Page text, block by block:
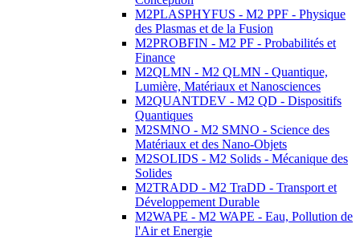
M2PLASPHYFUS - M2 PPF - Physique
des Plasmas et de la Fusion
M2PROBFIN - M2 PF - Probabilités et
Finance
M2QLMN - M2 QLMN - Quantique,
Lumière, Matériaux et Nanosciences
M2QUANTDEV - M2 QD - Dispositifs
Quantiques
M2SMNO - M2 SMNO - Science des
Matériaux et des Nano-Objets
M2SOLIDS - M2 Solids - Mécanique des
Solides
M2TRADD - M2 TraDD - Transport et
Développement Durable
M2WAPE - M2 WAPE - Eau, Pollution de
l'Air et Energie